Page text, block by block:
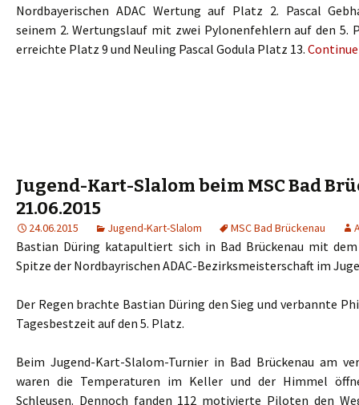
Nordbayerischen ADAC Wertung auf Platz 2. Pascal
seinem 2. Wertungslauf mit zwei Pylonenfehlern auf den 5.
erreichte Platz 9 und Neuling Pascal Godula Platz 13.
Jugend-Kart-Slalom beim MSC Bad
21.06.2015
24.06.2015 Jugend-Kart-Slalom MSC Bad Brückenau
Bastian Düring katapultiert sich in Bad Brückenau mit
Spitze der Nordbayrischen ADAC-Bezirksmeisterschaft im
Der Regen brachte Bastian Düring den Sieg und verbannte
Tagesbestzeit auf den 5. Platz.
Beim Jugend-Kart-Slalom-Turnier in Bad Brückenau am
waren die Temperaturen im Keller und der Himmel
Schleusen. Dennoch fanden 112 motivierte Piloten den